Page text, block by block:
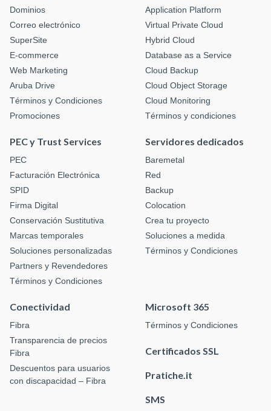
Dominios
Correo electrónico
SuperSite
E-commerce
Web Marketing
Aruba Drive
Términos y Condiciones
Promociones
Application Platform
Virtual Private Cloud
Hybrid Cloud
Database as a Service
Cloud Backup
Cloud Object Storage
Cloud Monitoring
Términos y condiciones
PEC y Trust Services
PEC
Facturación Electrónica
SPID
Firma Digital
Conservación Sustitutiva
Marcas temporales
Soluciones personalizadas
Partners y Revendedores
Términos y Condiciones
Servidores dedicados
Baremetal
Red
Backup
Colocation
Crea tu proyecto
Soluciones a medida
Términos y Condiciones
Conectividad
Fibra
Transparencia de precios
Fibra
Descuentos para usuarios
con discapacidad – Fibra
Microsoft 365
Términos y Condiciones
Certificados SSL
Pratiche.it
SMS